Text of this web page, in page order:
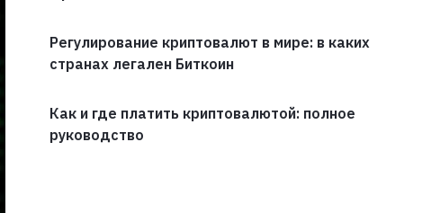
Регулирование криптовалют в мире: в каких
странах легален Биткоин
Как и где платить криптовалютой: полное
руководство